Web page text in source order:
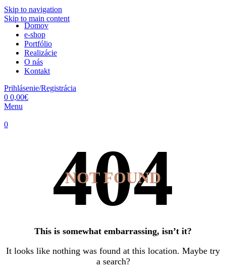
Skip to navigation
Skip to main content
Domov
e-shop
Portfólio
Realizácie
O nás
Kontakt
Prihlásenie/Registrácia
0 0,00€
Menu
0
NOT FOUND
This is somewhat embarrassing, isn’t it?
It looks like nothing was found at this location. Maybe try
a search?